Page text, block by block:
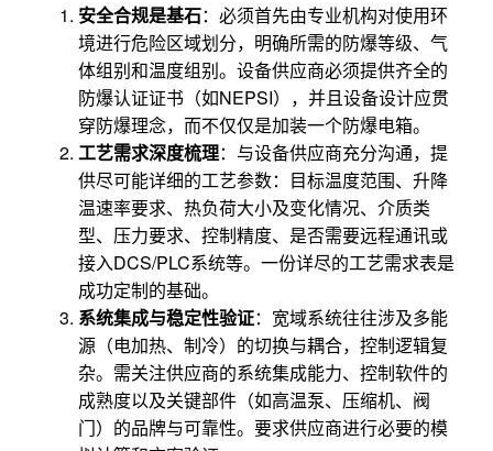
安全合规是基石：必须首先由专业机构对使用环
境进行危险区域划分，明确所需的防爆等级、气
体组别和温度组别。设备供应商必须提供齐全的
防爆认证证书（如NEPSI），并且设备设计应贯
穿防爆理念，而不仅仅是加装一个防爆电箱。
工艺需求深度梳理：与设备供应商充分沟通，提
供尽可能详细的工艺参数：目标温度范围、升降
温速率要求、热负荷大小及变化情况、介质类
型、压力要求、控制精度、是否需要远程通讯或
接入DCS/PLC系统等。一份详尽的工艺需求表是
成功定制的基础。
系统集成与稳定性验证：宽域系统往往涉及多能
源（电加热、制冷）的切换与耦合，控制逻辑复
杂。需关注供应商的系统集成能力、控制软件的
成熟度以及关键部件（如高温泵、压缩机、阀
门）的品牌与可靠性。要求供应商进行必要的模